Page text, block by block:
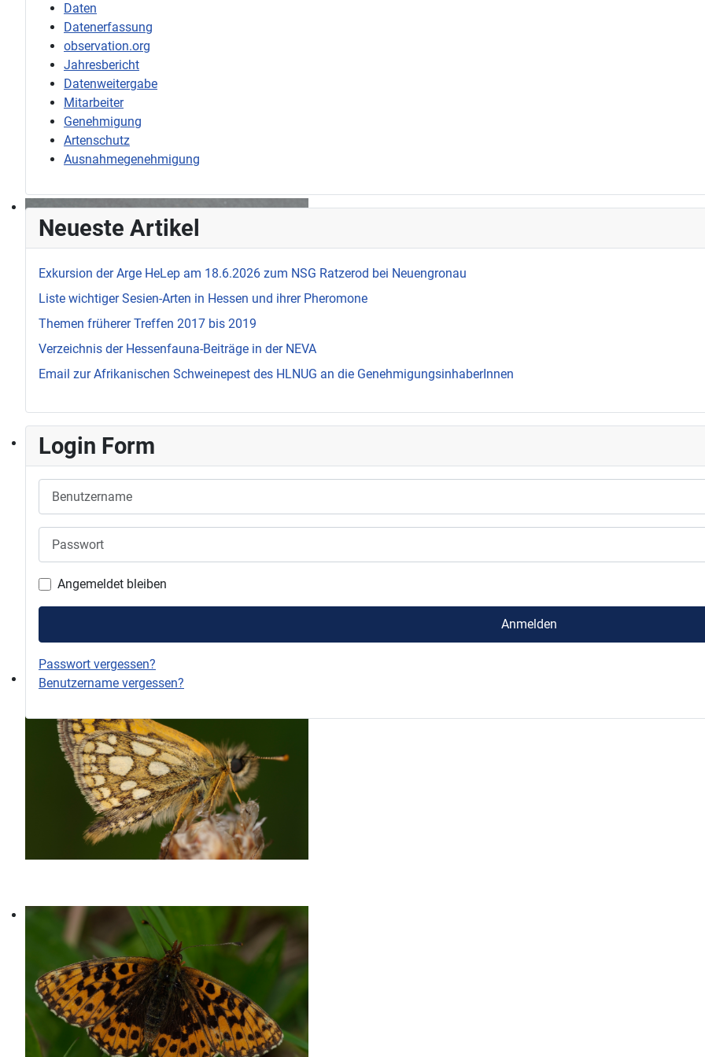
Daten
Datenerfassung
observation.org
Jahresbericht
Datenweitergabe
Mitarbeiter
Genehmigung
Artenschutz
Ausnahmegenehmigung
Neueste Artikel
Exkursion der Arge HeLep am 18.6.2026 zum NSG Ratzerod bei Neuengronau
Liste wichtiger Sesien-Arten in Hessen und ihrer Pheromone
Themen früherer Treffen 2017 bis 2019
Verzeichnis der Hessenfauna-Beiträge in der NEVA
Email zur Afrikanischen Schweinepest des HLNUG an die GenehmigungsinhaberInnen
Login Form
Angemeldet bleiben
Anmelden
Passwort vergessen?
Benutzername vergessen?